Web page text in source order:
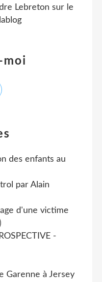
des enfants au
par Alain
d'une victime
-
Garenne à Jersey
moi
Lebreton sur le